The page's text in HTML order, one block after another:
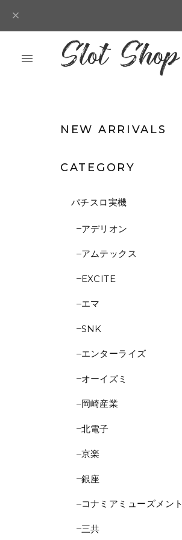
NEW ARRIVALS
CATEGORY
パチスロ実機
アデリオン
アムテックス
EXCITE
エマ
SNK
エンターライズ
オーイズミ
岡崎産業
北電子
京楽
銀座
コナミアミューズメント
三共